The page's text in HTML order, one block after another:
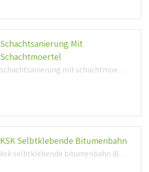
Schachtsanierung Mit
Schachtmoertel
schachtsanierung mit schachtmoertel (290,0kb)
KSK Selbtklebende Bitumenbahn
ksk selbtklebende bitumenbahn (692,0kb)